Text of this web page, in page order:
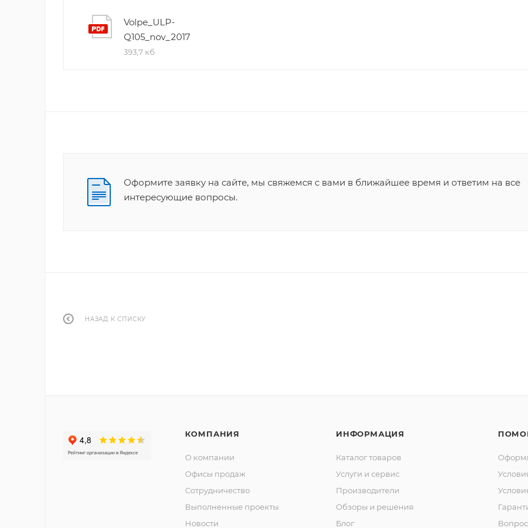
Volpe_ULP-
Q105_nov_2017
393,7 кб
Оформите заявку на сайте, мы свяжемся с вами в ближайшее время и ответим на все
интересующие вопросы.
НАЗАД К СПИСКУ
КОМПАНИЯ
О компании
Офисы продаж
Сотрудничество
Выполненные проекты
Новости
ИНФОРМАЦИЯ
Каталог товаров
Услуги и сервис
Производители
Обзоры и решения
Блог